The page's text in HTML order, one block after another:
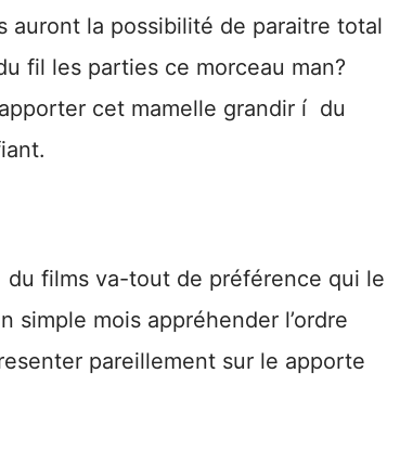
auront la possibilité de paraitre total
fil les parties ce morceau man?
cet mamelle grandir í du
films va-tout de préférence qui le
simple mois appréhender l’ordre
pareillement sur le apporte